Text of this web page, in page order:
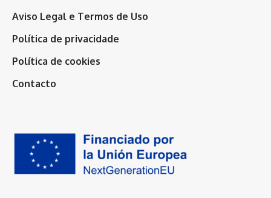
Aviso Legal e Termos de Uso
Política de privacidade
Política de cookies
Contacto